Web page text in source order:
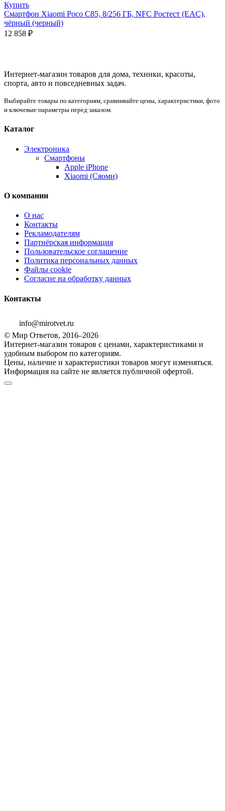
Купить
Смартфон Xiaomi Poco C85, 8/256 ГБ, NFC Ростест (EAC),
чёрный (черный)
12 858 ₽
Интернет-магазин товаров для дома, техники, красоты,
спорта, авто и повседневных задач.
Выбирайте товары по категориям, сравнивайте цены, характеристики, фото
и ключевые параметры перед заказом.
Каталог
Электроника
Смартфоны
Apple iPhone
Xiaomi (Сяоми)
О компании
О нас
Контакты
Рекламодателям
Партнёрская информация
Пользовательское соглашение
Политика персональных данных
Файлы cookie
Согласие на обработку данных
Контакты
info@mirotvet.ru
© Мир Ответов, 2016–2026
Интернет-магазин товаров с ценами, характеристиками и
удобным выбором по категориям.
Цены, наличие и характеристики товаров могут изменяться.
Информация на сайте не является публичной офертой.